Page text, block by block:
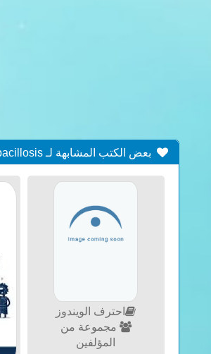
بعض الكتب المشابهة لـ Modulation by levamisole of CD45RA and CD45RC isoforms expression in the gut of weaned pigs vaccinated against colibacillosis
احترف الويندوز
مجموعة من
المؤلفين